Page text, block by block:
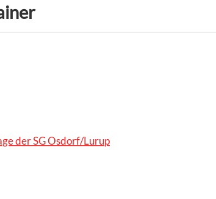
der SG Osdorf/Lurup